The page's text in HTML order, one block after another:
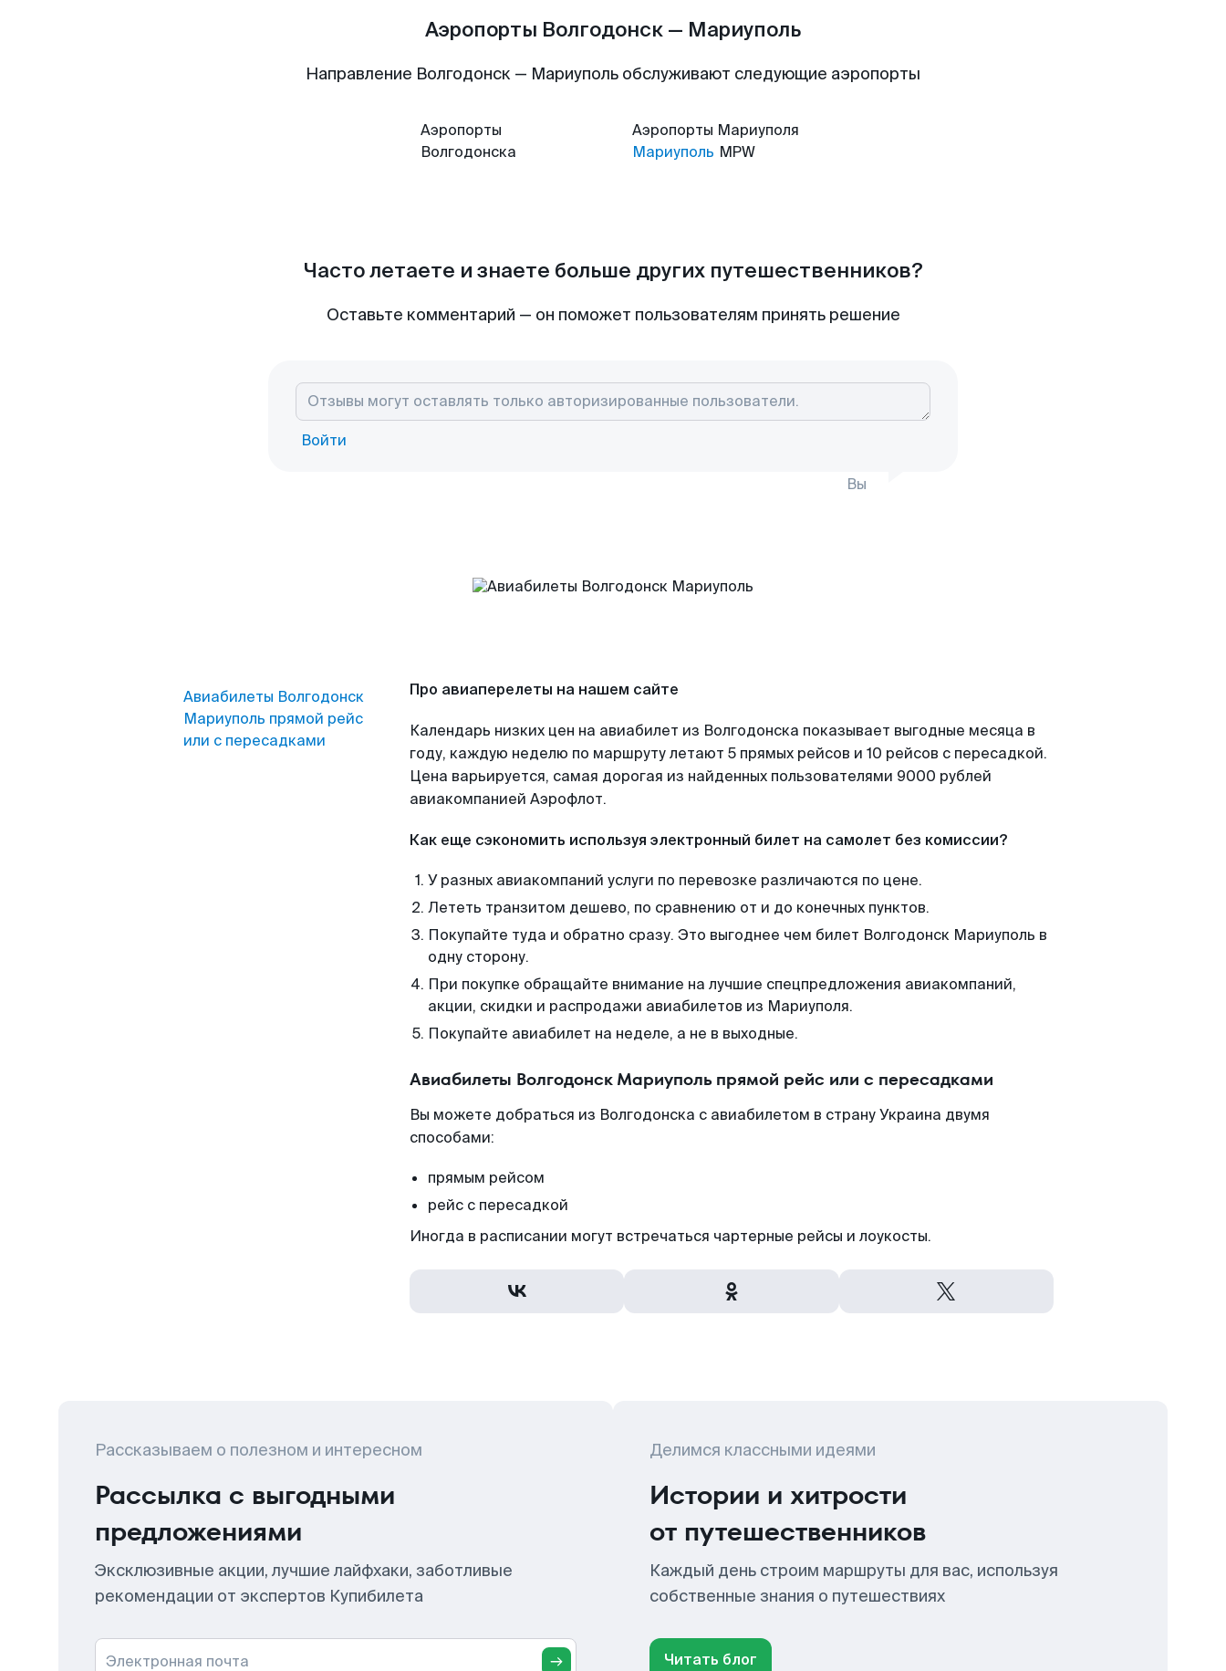
Аэропорты Волгодонск — Мариуполь
Направление Волгодонск — Мариуполь обслуживают следующие аэропорты
Аэропорты
Волгодонска
Аэропорты Мариуполя
Мариуполь MPW
Часто летаете и знаете больше других путешественников?
Оставьте комментарий — он поможет пользователям принять решение
Войти
Вы
Авиабилеты Волгодонск
Мариуполь прямой рейс
или с пересадками
Про авиаперелеты на нашем сайте
Календарь низких цен на авиабилет из Волгодонска показывает выгодные месяца в
году, каждую неделю по маршруту летают 5 прямых рейсов и 10 рейсов с пересадкой.
Цена варьируется, самая дорогая из найденных пользователями 9000 рублей
авиакомпанией Аэрофлот.
Как еще сэкономить используя электронный билет на самолет без комиссии?
У разных авиакомпаний услуги по перевозке различаются по цене.
Лететь транзитом дешево, по сравнению от и до конечных пунктов.
Покупайте туда и обратно сразу. Это выгоднее чем билет Волгодонск Мариуполь в
одну сторону.
При покупке обращайте внимание на лучшие спецпредложения авиакомпаний,
акции, скидки и распродажи авиабилетов из Мариуполя.
Покупайте авиабилет на неделе, а не в выходные.
Авиабилеты Волгодонск Мариуполь прямой рейс или с пересадками
Вы можете добраться из Волгодонска с авиабилетом в страну Украина двумя
способами:
прямым рейсом
рейс с пересадкой
Иногда в расписании могут встречаться чартерные рейсы и лоукосты.
Рассказываем о полезном и интересном
Рассылка с выгодными
предложениями
Эксклюзивные акции, лучшие лайфхаки, заботливые
рекомендации от экспертов Купибилета
Электронная почта
Делимся классными идеями
Истории и хитрости
от путешественников
Каждый день строим маршруты для вас, используя
собственные знания о путешествиях
Читать блог